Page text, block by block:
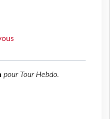
pour Tour Hebdo.